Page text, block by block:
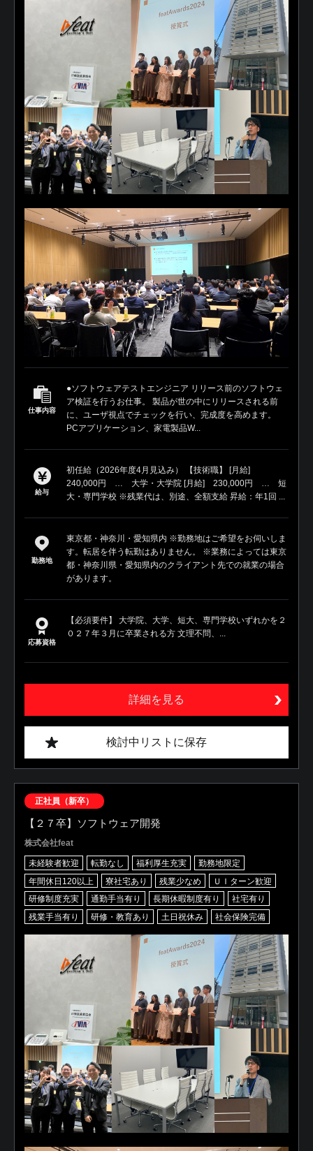
仕事内容
●ソフトウェアテストエンジニア リリース前のソフトウェ
ア検証を行うお仕事。 製品が世の中にリリースされる前
に、ユーザ視点でチェックを行い、完成度を高めます。
PCアプリケーション、家電製品W...
給与
初任給（2026年度4月見込み） 【技術職】 [月給]
240,000円 … 大学・大学院 [月給] 230,000円 … 短
大・専門学校 ※残業代は、別途、全額支給 昇給：年1回 ...
勤務地
東京都・神奈川・愛知県内 ※勤務地はご希望をお伺いしま
す。転居を伴う転勤はありません。 ※業務によっては東京
都・神奈川県・愛知県内のクライアント先での就業の場合
があります。
応募資格
【必須要件】 大学院、大学、短大、専門学校いずれかを２
０２７年３月に卒業される方 文理不問、...
詳細を見る
検討中リストに保存
正社員（新卒）
【２７卒】ソフトウェア開発
株式会社feat
未経験者歓迎 転勤なし 福利厚生充実
勤務地限定
年間休日120以上
寮社宅あり 残業少なめ
ＵＩターン歓迎
研修制度充実
通勤手当有り 長期休暇制度有り
社宅有り
残業手当有り
研修・教育あり 土日祝休み 社会保険完備